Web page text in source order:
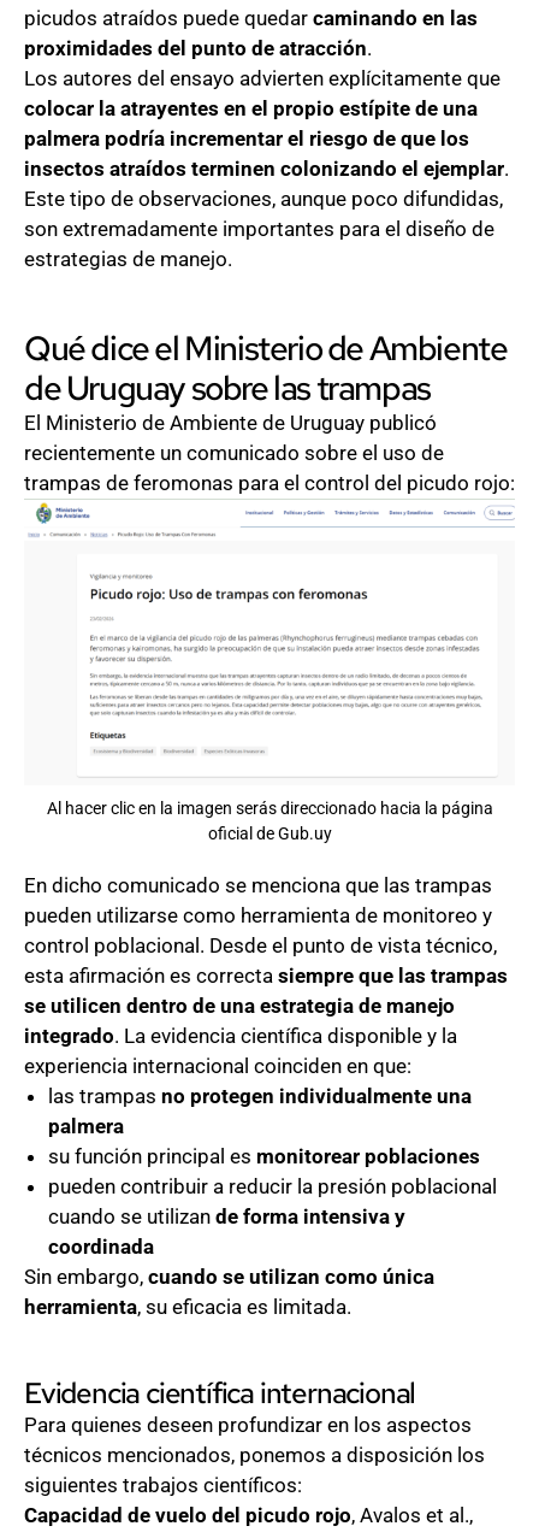
picudos atraídos puede quedar caminando en las
proximidades del punto de atracción.
Los autores del ensayo advierten explícitamente que
colocar la atrayentes en el propio estípite de una
palmera podría incrementar el riesgo de que los
insectos atraídos terminen colonizando el ejemplar.
Este tipo de observaciones, aunque poco difundidas,
son extremadamente importantes para el diseño de
estrategias de manejo.
Qué dice el Ministerio de Ambiente
de Uruguay sobre las trampas
El Ministerio de Ambiente de Uruguay publicó
recientemente un comunicado sobre el uso de
trampas de feromonas para el control del picudo rojo:
Al hacer clic en la imagen serás direccionado hacia la página
oficial de Gub.uy
En dicho comunicado se menciona que las trampas
pueden utilizarse como herramienta de monitoreo y
control poblacional. Desde el punto de vista técnico,
esta afirmación es correcta siempre que las trampas
se utilicen dentro de una estrategia de manejo
integrado. La evidencia científica disponible y la
experiencia internacional coinciden en que:
las trampasno protegen individualmente una
palmera
su función principal es monitorear poblaciones
pueden contribuir a reducir la presión poblacional
cuando se utilizande forma intensiva y
coordinada
Sin embargo, cuando se utilizan como única
herramienta, su eficacia es limitada.
Evidencia científica internacional
Para quienes deseen profundizar en los aspectos
técnicos mencionados, ponemos a disposición los
siguientes trabajos científicos:
Capacidad de vuelo del picudo rojo, Avalos et al.,